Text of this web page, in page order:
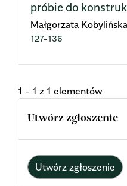
próbie do
Małgorzata Kobylińska
127-136
1 - 1 z 1 elementów
Utwórz zgłoszenie
Utwórz zgłoszenie